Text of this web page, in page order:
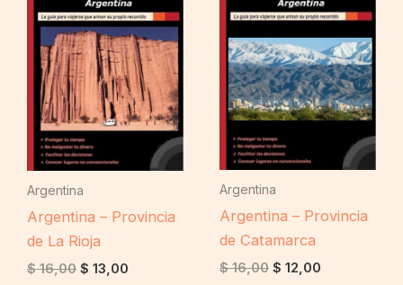
Argentina
Argentina – Provincia
de La Rioja
$16,00
$ 16,00.
$ 13,00
$ 13,00.
Argentina
Argentina – Provincia
de Catamarca
$16,00
$ 16,00.
$ 12,00
$ 12,00.